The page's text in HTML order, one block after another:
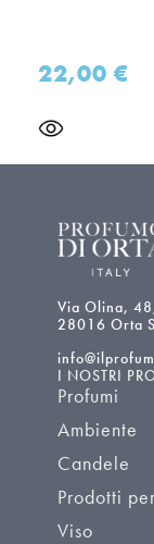
22,00€
Via Olina,
28016 Orta
I NOSTRI
Profumi
Ambiente
Candele
Prodotti
Viso